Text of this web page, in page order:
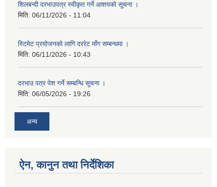
शिलबन्दी दरभाउपत्र स्वीकृत गर्ने आशयको सूचना ।
मिति: 06/11/2026 - 11:04
स्टिमेट प्रयोजनको लागि दररेट माँग सम्बन्धमा ।
मिति: 06/11/2026 - 10:43
दरभाउ पत्र पेश गर्ने सम्बन्धि सूचना ।
मिति: 06/05/2026 - 19:26
अन्य
ऐन, कानुन तथा निर्देशिका